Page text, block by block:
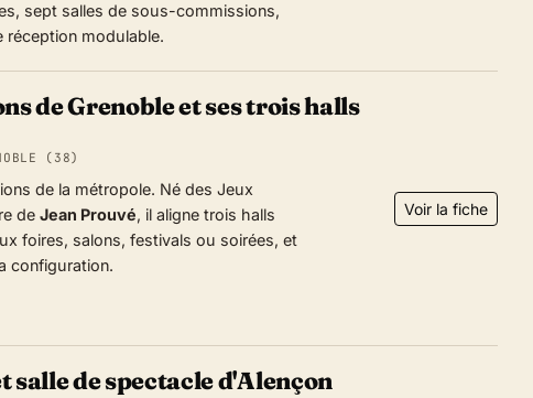
sept salles de sous-commissions,
réception modulable.
de Grenoble et ses trois halls
(38)
de la métropole. Né des Jeux
de Jean Prouvé, il aligne trois halls
foires, salons, festivals ou soirées, et
configuration.
Voir la fiche
salle de spectacle d'Alençon